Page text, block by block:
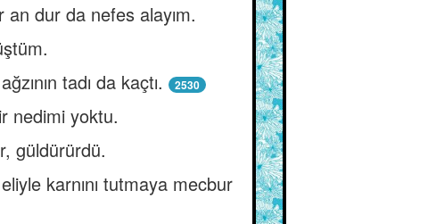
dur da nefes alayım.
tadı da kaçtı.
2530
nedimi yoktu.
güldürürdü.
karnını tutmaya mecbur